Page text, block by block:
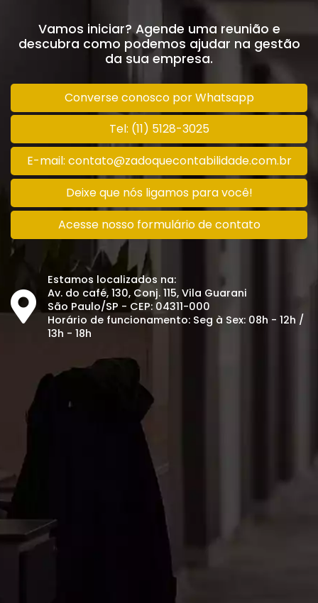
Vamos iniciar? Agende uma reunião e
descubra como podemos ajudar na gestão
da sua empresa.
Converse conosco por Whatsapp
Tel: (11) 5128-3025
E-mail: contato@zadoquecontabilidade.com.br
Deixe que nós ligamos para você!
Acesse nosso formulário de contato
Estamos localizados na:
Av. do café, 130, Conj. 115, Vila Guarani
São Paulo/SP - CEP: 04311-000
Horário de funcionamento: Seg à Sex: 08h - 12h /
13h - 18h